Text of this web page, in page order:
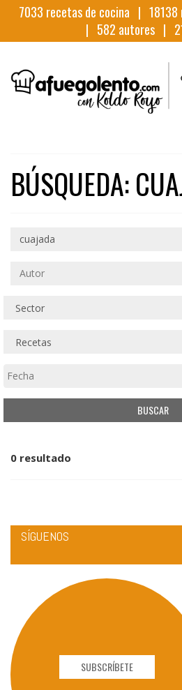
7033 recetas de cocina | 18138
| 582 autores |
BÚSQUEDA:
0 resultado
SÍGUENOS
SUBSCRÍBETE